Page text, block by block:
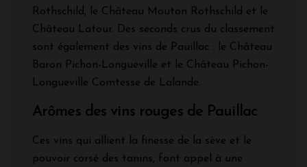
Rothschild, le Château Mouton Rothschild et le
Château Latour. Des seconds crus du classement
sont également des vins de Pauillac : le Château
Baron Pichon-Longueville et le Château Pichon-
Longueville Comtesse de Lalande.
Arômes des vins rouges de Pauillac
Ces vins qui allient la finesse de la sève et le
pouvoir corsé des tanins, font appel à une